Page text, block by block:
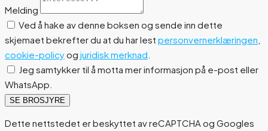
Melding
Ved å hake av denne boksen og sende inn dette
skjemaet bekrefter du at du har lest personvernerklæringen
cookie-policyog juridisk merknad
Jeg samtykker til å motta mer informasjon på e-post eller
WhatsApp.
SE BROSJYRE
Dette nettstedet er beskyttet av reCAPTCHA og Googles